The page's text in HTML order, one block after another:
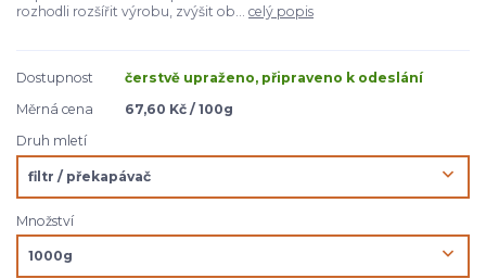
rozhodli rozšířit výrobu, zvýšit ob... celý popis
Dostupnost
čerstvě upraženo, připraveno k odeslání
Měrná cena
67,60 Kč / 100g
Druh mletí
Množství